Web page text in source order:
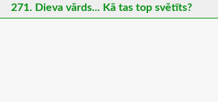
271. Dieva vārds... Kā tas top svētīts?